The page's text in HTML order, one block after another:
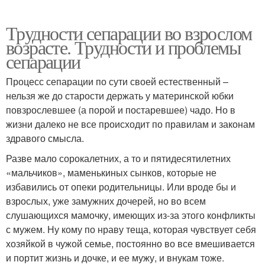
Трудности сепарации во взрослом
возрасте. Трудности и проблемы
сепарации
Процесс сепарации по сути своей естественный –
нельзя же до старости держать у материнской юбки
повзрослевшее (а порой и постаревшее) чадо. Но в
жизни далеко не все происходит по правилам и законам
здравого смысла.
Разве мало сорокалетних, а то и пятидесятилетних
«мальчиков», маменькиных сынков, которые не
избавились от опеки родительницы. Или вроде бы и
взрослых, уже замужних дочерей, но во всем
слушающихся мамочку, имеющих из-за этого конфликты
с мужем. Ну кому по нраву теща, которая чувствует себя
хозяйкой в чужой семье, постоянно во все вмешивается
и портит жизнь и дочке, и ее мужу, и внукам тоже.